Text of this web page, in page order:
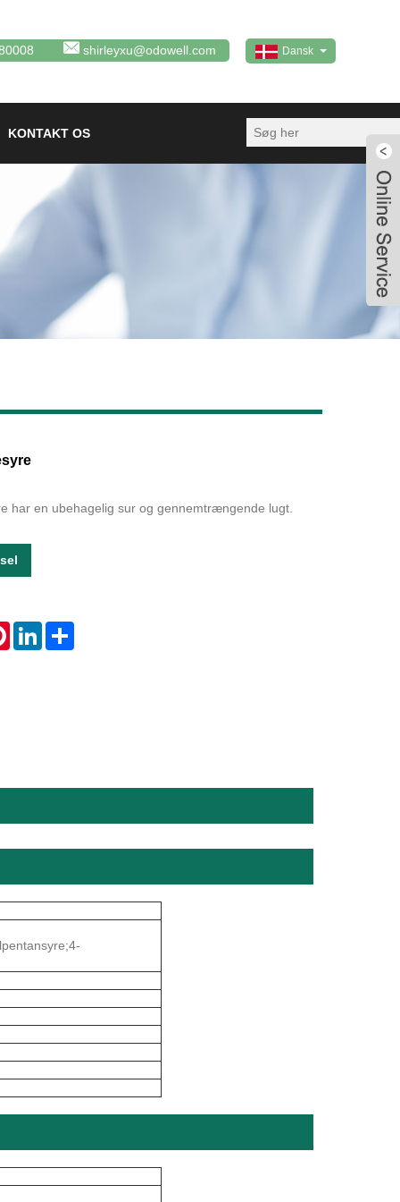
Dansk
shirleyxu@odowell.com
KONTAKT OS
har en ubehagelig sur og gennemtrængende lugt.
PinterestLinkedInShare